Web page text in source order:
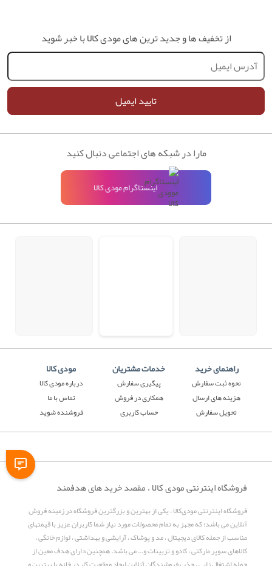
از تخفیف ها و جدید ترین های مودی کالا با خبر شوید
تایید ایمیل
مارا در شبکه های اجتماعی دنبال کنید
اینستاگرام مودی کالا
راهنمای خرید
نحوه ثبت سفارش
هزینه های ارسال
تحویل سفارش
خدمات مشتریان
پیگیری سفارش
همکاری در فروش
حساب کاربری
مودی کالا
درباره مودی کالا
تماس با ما
فروشنده شوید
فروشگاه اینترنتی مودی کالا ، مقصد خرید های هدفمند
فروشگاه اینترنتی مودی‌کالا ، یکی از بهترین و بزرگترین فروشگاه در زمینه فروش
آنلاین می باشد؛ که مجهز به تمام محصولات مورد نیاز شما کاربران عزیز با قیمتهای
مناسب از جمله کالای دیجیتال ، مد و پوشاک ، آرایشی و بهداشتی ، لوازم خانگی ،
کالاهای سوپر مارکتی ، کادو و تزیینات و... می باشد. همچنین دارای هدف معین از